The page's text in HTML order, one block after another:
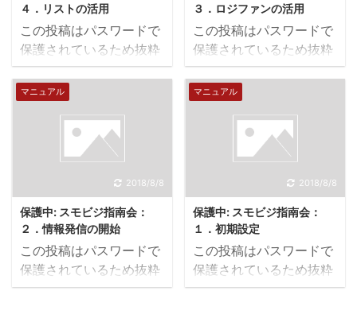
４．リストの活用
この投稿はパスワードで
保護されているため抜粋
文はありません。
３．ロジファンの活用
この投稿はパスワードで
保護されているため抜粋
文はありません。
マニュアル
2018/8/8
保護中: スモビジ指南会：
２．情報発信の開始
この投稿はパスワードで
保護されているため抜粋
文はありません。
マニュアル
2018/8/8
保護中: スモビジ指南会：
１．初期設定
この投稿はパスワードで
保護されているため抜粋
文はありません。